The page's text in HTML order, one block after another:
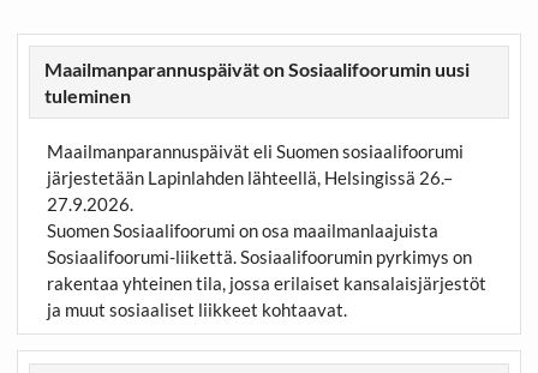
Maailmanparannuspäivät on Sosiaalifoorumin uusi
tuleminen
Maailmanparannuspäivät eli Suomen sosiaalifoorumi
järjestetään Lapinlahden lähteellä, Helsingissä 26.–
27.9.2026.
Suomen Sosiaalifoorumi on osa maailmanlaajuista
Sosiaalifoorumi-liikettä. Sosiaalifoorumin pyrkimys on
rakentaa yhteinen tila, jossa erilaiset kansalaisjärjestöt
ja muut sosiaaliset liikkeet kohtaavat.